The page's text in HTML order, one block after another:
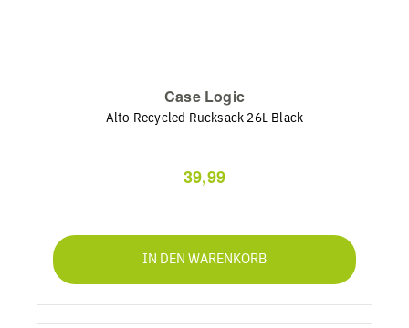
Case Logic
Alto Recycled Rucksack 26L Black
39,99
IN DEN WARENKORB